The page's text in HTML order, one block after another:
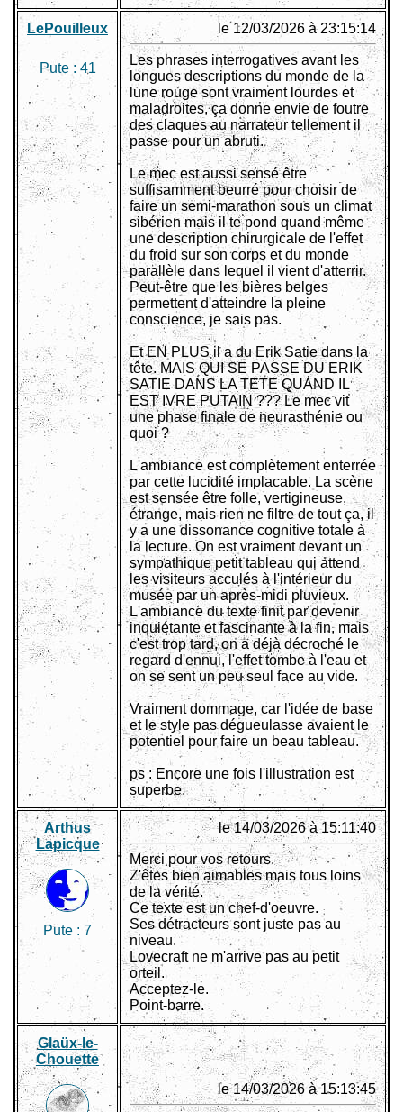
LePouilleux
Pute : 41
le 12/03/2026 à 23:15:14
Les phrases interrogatives avant les
longues descriptions du monde de la
lune rouge sont vraiment lourdes et
maladroites, ça donne envie de foutre
des claques au narrateur tellement il
passe pour un abruti.
Le mec est aussi sensé être
suffisamment beurré pour choisir de
faire un semi-marathon sous un climat
sibérien mais il te pond quand même
une description chirurgicale de l'effet
du froid sur son corps et du monde
parallèle dans lequel il vient d'atterrir.
Peut-être que les bières belges
permettent d'atteindre la pleine
conscience, je sais pas.
Et EN PLUS il a du Erik Satie dans la
tête. MAIS QUI SE PASSE DU ERIK
SATIE DANS LA TETE QUAND IL
EST IVRE PUTAIN ??? Le mec vit
une phase finale de neurasthénie ou
quoi ?
L'ambiance est complètement enterrée
par cette lucidité implacable. La scène
est sensée être folle, vertigineuse,
étrange, mais rien ne filtre de tout ça, il
y a une dissonance cognitive totale à
la lecture. On est vraiment devant un
sympathique petit tableau qui attend
les visiteurs acculés à l'intérieur du
musée par un après-midi pluvieux.
L'ambiance du texte finit par devenir
inquiétante et fascinante à la fin, mais
c'est trop tard, on a déjà décroché le
regard d'ennui, l'effet tombe à l'eau et
on se sent un peu seul face au vide.
Vraiment dommage, car l'idée de base
et le style pas dégueulasse avaient le
potentiel pour faire un beau tableau.
ps : Encore une fois l'illustration est
superbe.
Arthus
Lapicque
Pute : 7
le 14/03/2026 à 15:11:40
Merci pour vos retours.
Z'êtes bien aimables mais tous loins
de la vérité.
Ce texte est un chef-d'oeuvre.
Ses détracteurs sont juste pas au
niveau.
Lovecraft ne m'arrive pas au petit
orteil.
Acceptez-le.
Point-barre.
Glaüx-le-
Chouette
le 14/03/2026 à 15:13:45